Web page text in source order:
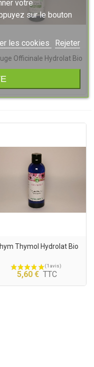
Officinale Hydrolat Bio
Thymol Hydrolat Bio
5,60 € TTC
votre
sur le bouton
les cookies
Rejeter